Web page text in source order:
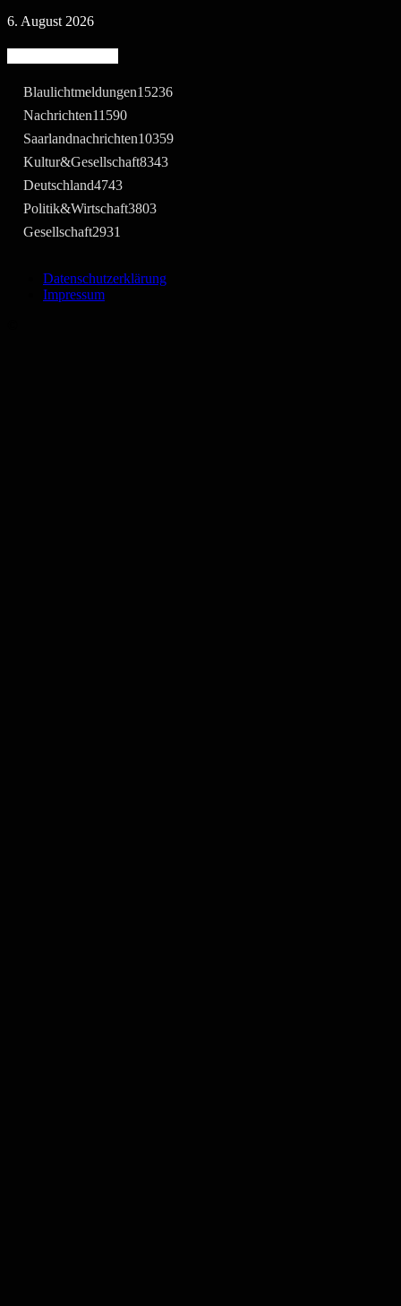
6. August 2026
Blaulichtmeldungen15236
Nachrichten11590
Saarlandnachrichten10359
Kultur&Gesellschaft8343
Deutschland4743
Politik&Wirtschaft3803
Gesellschaft2931
Datenschutzerklärung
Impressum